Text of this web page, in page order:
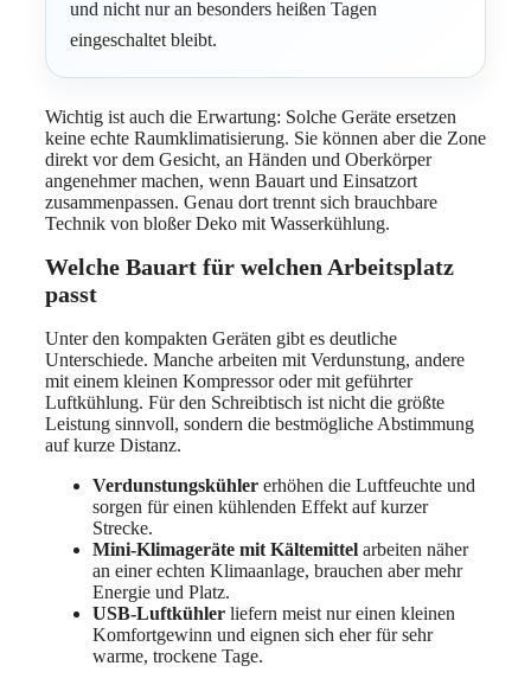
und nicht nur an besonders heißen Tagen
eingeschaltet bleibt.
Wichtig ist auch die Erwartung: Solche Geräte ersetzen
keine echte Raumklimatisierung. Sie können aber die Zone
direkt vor dem Gesicht, an Händen und Oberkörper
angenehmer machen, wenn Bauart und Einsatzort
zusammenpassen. Genau dort trennt sich brauchbare
Technik von bloßer Deko mit Wasserkühlung.
Welche Bauart für welchen Arbeitsplatz
passt
Unter den kompakten Geräten gibt es deutliche
Unterschiede. Manche arbeiten mit Verdunstung, andere
mit einem kleinen Kompressor oder mit geführter
Luftkühlung. Für den Schreibtisch ist nicht die größte
Leistung sinnvoll, sondern die bestmögliche Abstimmung
auf kurze Distanz.
Verdunstungskühler erhöhen die Luftfeuchte und
sorgen für einen kühlenden Effekt auf kurzer
Strecke.
Mini-Klimageräte mit Kältemittel arbeiten näher
an einer echten Klimaanlage, brauchen aber mehr
Energie und Platz.
USB-Luftkühler liefern meist nur einen kleinen
Komfortgewinn und eignen sich eher für sehr
warme, trockene Tage.